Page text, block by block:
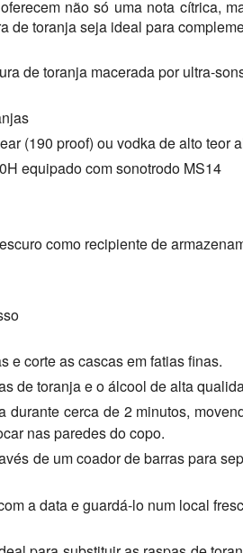
não só uma nota cítrica,
de toranja seja ideal para
de toranja macerada por ultra-
(190 proof) ou vodka de alto teor
equipado com sonotrodo MS14
como recipiente de
e corte as cascas em fatias finas.
de toranja e o álcool de alta
durante cerca de 2 minutos,
nas paredes do copo.
de um coador de barras para
a data e guardá-lo num local